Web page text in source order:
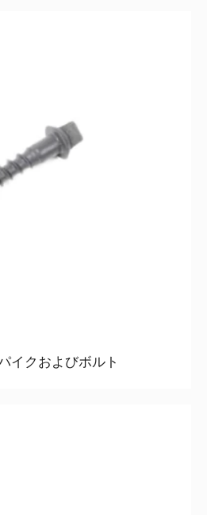
イクおよびボルト